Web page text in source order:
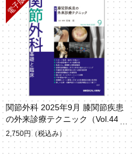
関節外科 2025年9月 膝関節疾患
の外来診療テクニック（Vol.44 N
o.9）
2,750円 （税込み）